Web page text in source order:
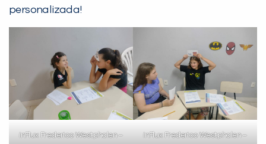
personalizada!
inFlux Frederico Westphalen – inFlux Frederico Westphalen –
PEÇA UMA DEMONSTRAÇÃO DE MÉTODO
Desculpe!
Não encontramos nenhuma unidade
inFlux nesta cidade ou bairro que
você digitou.